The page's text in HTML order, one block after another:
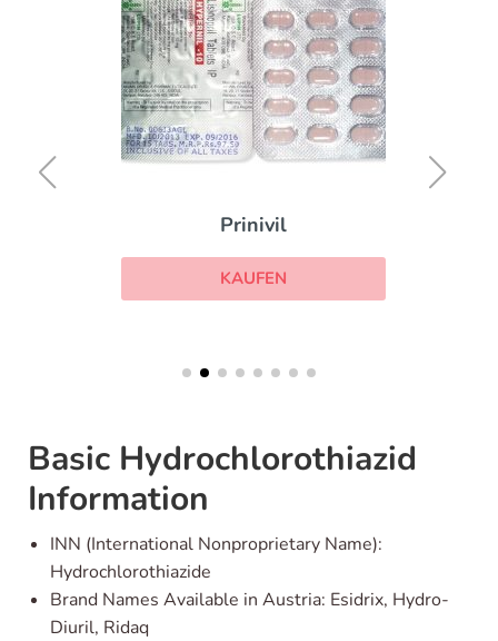
Prinivil
KAUFEN
Basic Hydrochlorothiazid
Information
INN (International Nonproprietary Name):
Hydrochlorothiazide
Brand Names Available in Austria: Esidrix, Hydro-
Diuril, Ridaq